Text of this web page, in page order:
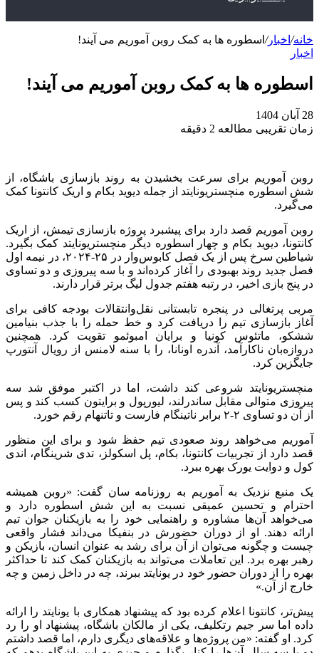
خانه/ اخبار/ اسطوره ها به کمک روبن آموریم می‌ آیند!
اخبار
اسطوره ها به کمک روبن آموریم می‌ آیند!
28 آبان 1404
زمان تقریبی مطالعه 2 دقیقه
روبن آموریم برای سرعت بخشیدن به روند بازسازی باشگاه، از
شش اسطوره منچستریونایتد از جمله دیوید بکام و اریک کانتونا کمک
می‌گیرد.
روبن آموریم قصد دارد برای پیشبرد پروژه بازسازی تیمش، از اریک
کانتونا، دیوید بکام و چهار اسطوره دیگر منچستریونایتد کمک بگیرد.
شیاطین سرخ پس از یک فصل کابوس‌وار در ۲۵-۲۰۲۴، در نیمه اول
فصل جدید روند بهبودی را آغاز کرده‌اند و با سه پیروزی و دو تساوی
در پنج بازی اخیر، در رتبه هفتم جدول لیگ برتر قرار دارند.
مربی پرتغالی در پنجره تابستانی نقل‌وانتقالات بودجه کافی برای
آغاز بازسازی تیم را دریافت کرد و خط حمله را با جذب بنیامین
ششکو، ماتئوس کونیا و برایان امبوئمو تقویت کرد. همچنین
دروازه‌بان ناکارآمد، آندره اونانا، را با سنه لامنس از رویال آنتورپ
جایگزین کرد.
منچستریونایتد شروعی کند داشت، اما در اکتبر موفق شد سه
پیروزی متوالی مقابل ساندرلند، لیورپول و برایتون کسب کند و پس
از آن دو تساوی ۲-۲ برابر ناتینگام فارست و تاتنهام رقم خورد.
آموریم می‌خواهد روند صعودی تیم حفظ شود و برای این منظور
قصد دارد از تجربیات کانتونا، بکام، پل اسکولز، تدی شرینگام، اندی
کول و دوایت یورک بهره ببرد.
یک منبع نزدیک به آموریم به روزنامه سان گفت: «روبن همیشه
احترام و تحسین عمیقی نسبت به این شش اسطوره دارد و
می‌خواهد آن‌ها مشاوره و راهنمایی خود را به بازیکنان جوان تیم
ارائه دهند. او از دوران حضورش در بنفیکا می‌داند فشار واقعی
چیست و چگونه می‌توان از آن برای رشد به عنوان انسان، بازیکن و
رهبر بهره برد. این تعاملات می‌تواند به بازیکنان کمک کند تا حداکثر
بهره را از دوران حضور خود در یونایتد ببرند، چه در داخل زمین و چه
خارج از آن.»
پیش‌تر، کانتونا اعلام کرده بود که پیشنهاد همکاری با یونایتد را ارائه
داده اما سر جیم رتکلیف، یکی از مالکان باشگاه، پیشنهاد او را رد
کرد. او گفته: «من پروژه‌ها و علاقه‌های دیگری دارم، اما قصد داشتم